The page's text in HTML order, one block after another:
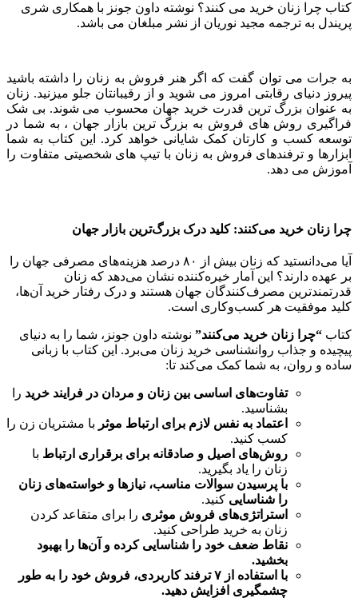
کتاب چرا زنان خرید می کنند؟ نوشته داون جونز با همکاری شری
پریندل به ترجمه مجید نوریان از نشر مبلغان می باشد.
به جرات می توان گفت که اگر هنر فروش به زنان را داشته باشید
پیروز دنیای رقابتی امروز می شوید و از رقیبانتان جلو میزنید. زنان
به عنوان بزرگ ترین قدرت خرید جهان محسوب می شوند. بی شک
فراگیری روش های فروش به بزرگ ترین بازار جهان ، به شما در
توسعه کسب و کارتان کمک شایانی خواهد کرد. این کتاب به شما
ابزارها و ترفندهای فروش به زنان با تیپ های شخصیتی متفاوت را
آموزش می دهد.
چرا زنان خرید می‌کنند: کلید درک بزرگ‌ترین بازار جهان
آیا می‌دانستید که زنان بیش از ۸۰ درصد هزینه‌های مصرفی جهان را
بر عهده دارند؟ این آمار خیره‌کننده نشان می‌دهد که زنان
قدرتمندترین مصرف‌کنندگان جهان هستند و درک رفتار خرید آن‌ها،
کلید موفقیت هر کسب‌وکاری است.
کتاب “چرا زنان خرید می‌کنند” نوشته داون جونز، شما را به دنیای
پیچیده و جذاب روانشناسی خرید زنان می‌برد. این کتاب با زبانی
ساده و روان، به شما کمک می‌کند تا:
تفاوت‌های اساسی بین زنان و مردان در فرایند خرید را
بشناسید.
اعتماد به نفس لازم برای ارتباط موثر با مشتریان زن را
کسب کنید.
روش‌های اصیل و صادقانه برای برقراری ارتباط با
زنان را یاد بگیرید.
با پرسیدن سوالات مناسب، نیازها و خواسته‌های زنان
را شناسایی کنید.
استراتژی‌های فروش موثری را برای متقاعد کردن
زنان به خرید طراحی کنید.
نقاط ضعف خود را شناسایی کرده و آن‌ها را بهبود
بخشید.
با استفاده از ۷ ترفند کاربردی، فروش خود را به طور
چشمگیری افزایش دهید.